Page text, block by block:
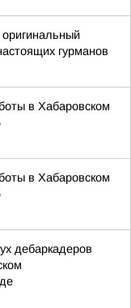
гурманов
в Хабаровском
в Хабаровском
дебаркадеров